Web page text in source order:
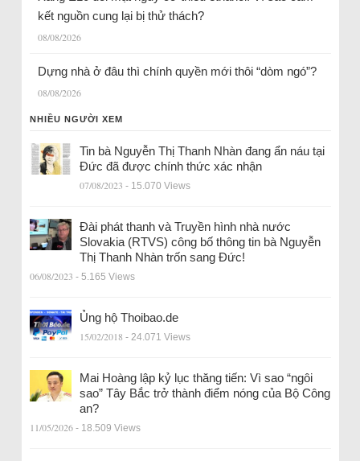
kết nguồn cung lại bị thử thách?
08/08/2026
Dựng nhà ở đâu thì chính quyền mới thôi “dòm ngó”?
08/08/2026
NHIỀU NGƯỜI XEM
Tin bà Nguyễn Thị Thanh Nhàn đang ẩn náu tại
Đức đã được chính thức xác nhận
07/08/2023 - 15.070 Views
Đài phát thanh và Truyền hình nhà nước
Slovakia (RTVS) công bố thông tin bà Nguyễn
Thị Thanh Nhàn trốn sang Đức!
06/08/2023 - 5.165 Views
Ủng hộ Thoibao.de
15/02/2018 - 24.071 Views
Mai Hoàng lập kỷ lục thăng tiến: Vì sao “ngôi
sao” Tây Bắc trở thành điểm nóng của Bộ Công
an?
11/05/2026 - 18.509 Views